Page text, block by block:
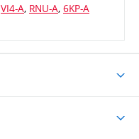
VI4-A, RNU-A, 6KP-A